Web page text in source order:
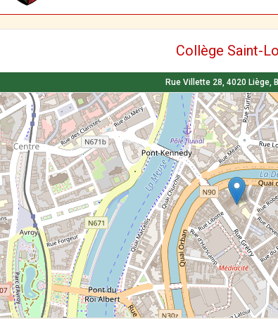
Collège Saint-
Rue Villette 28, 4020 Liège,